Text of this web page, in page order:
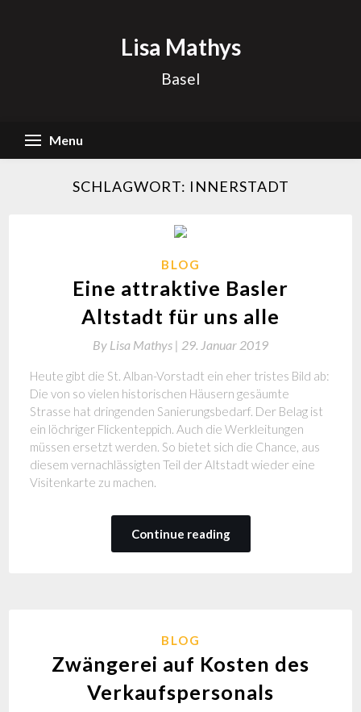
Lisa Mathys
Basel
Menu
SCHLAGWORT: INNERSTADT
BLOG
Eine attraktive Basler
Altstadt für uns alle
By Lisa Mathys | 29. Januar 2019
Heute gibt die St. Alban-Vorstadt ein eher tristes Bild ab:
Die von so vielen historischen Häusern gesäumte
Strasse hat dringenden Sanierungsbedarf. Der Belag ist
ein löchriger Flickenteppich. Auch die Werkleitungen
müssen ersetzt werden. So bietet sich die Chance, aus
diesem vernachlässigten Teil der Altstadt wieder eine
Visitenkarte zu machen.
Continue reading
BLOG
Zwängerei auf Kosten des
Verkaufspersonals